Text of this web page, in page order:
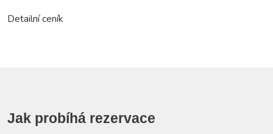
Detailní ceník
Jak probíhá rezervace